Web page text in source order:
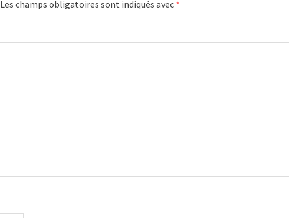
Les champs obligatoires sont indiqués avec *